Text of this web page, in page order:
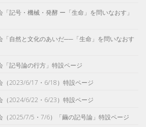
記号・機械・発酵 ー「生命」を問いなおす」
「自然と文化のあいだ──「生命」を問いなおす
「記号論の行方」特設ページ
（2023/6/17・6/18）特設ページ
（2024/6/22・6/23）特設ページ
（2025/7/5・7/6）「繭の記号論」特設ページ